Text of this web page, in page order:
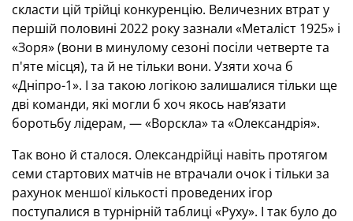
скласти цій трійці конкуренцію. Величезних втрат у
першій половині 2022 року зазнали «Металіст 1925» і
«Зоря» (вони в минулому сезоні посіли четверте та
п'яте місця), та й не тільки вони. Узяти хоча б
«Дніпро-1». І за такою логікою залишалися тільки ще
дві команди, які могли б хоч якось нав’язати
боротьбу лідерам, — «Ворскла» та «Олександрія».
Так воно й сталося. Олександрійці навіть протягом
семи стартових матчів не втрачали очок і тільки за
рахунок меншої кількості проведених ігор
поступалися в турнірній таблиці «Руху». І так було до